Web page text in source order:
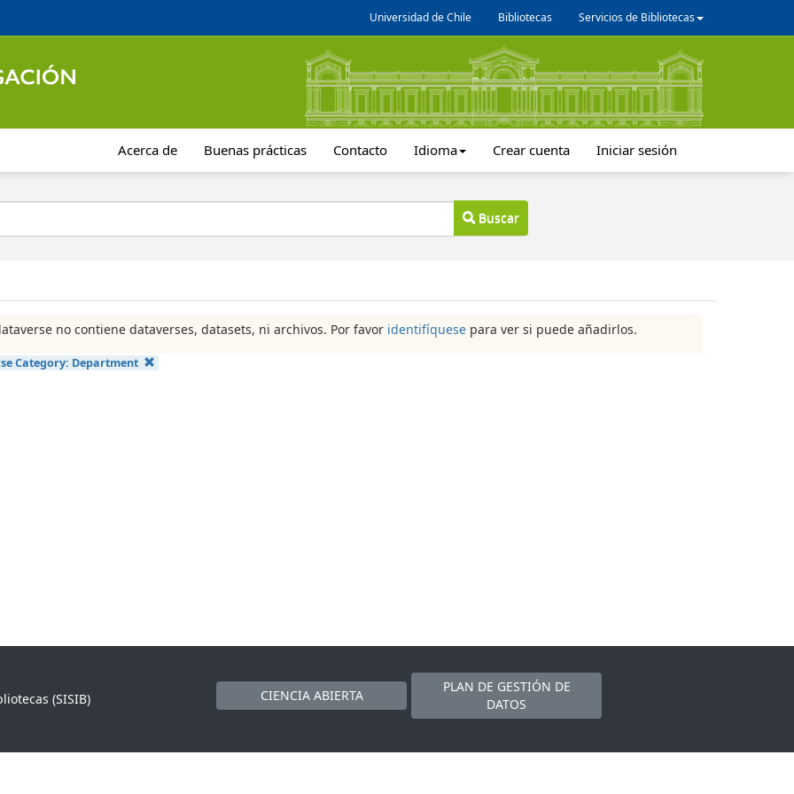
Universidad de Chile Bibliotecas Servicios de Bibliotecas
Acerca de Buenas prácticas Contacto Idioma Crear cuenta Iniciar sesión
Buscar
no contiene dataverses, datasets, ni archivos. Por favor identifíquese para ver si puede añadirlos.
Category: Department
(SISIB)
CIENCIA ABIERTA
PLAN DE GESTIÓN DE
DATOS